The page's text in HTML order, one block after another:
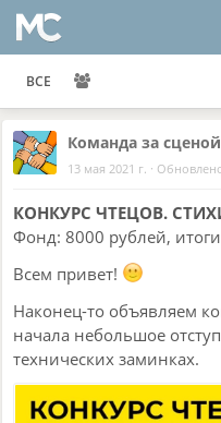
ВСЕ
Команда за сценой
13 мая 2021 г. ·
КОНКУРС ЧТЕЦОВ.
Фонд: 8000 рублей,
Всем привет!
Наконец-то объявляем
начала небольшое
технических заминках.